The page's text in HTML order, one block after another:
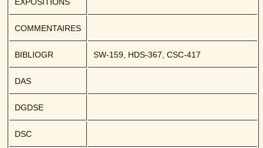
EXPOSITIONS
COMMENTAIRES
BIBLIOGR SW-159, HDS-367, CSC-417
DAS
DGDSE
DSC